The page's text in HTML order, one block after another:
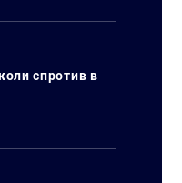
спротив в